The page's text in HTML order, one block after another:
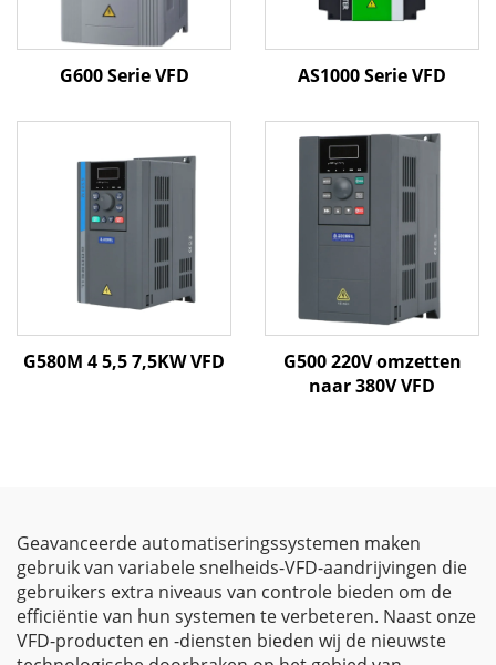
G600 Serie VFD AS1000 Serie VFD
G580M 4 5,5 7,5KW VFD
G500 220V omzetten
naar 380V VFD
Geavanceerde automatiseringssystemen maken
gebruik van variabele snelheids-VFD-aandrijvingen die
gebruikers extra niveaus van controle bieden om de
efficiëntie van hun systemen te verbeteren. Naast onze
VFD-producten en -diensten bieden wij de nieuwste